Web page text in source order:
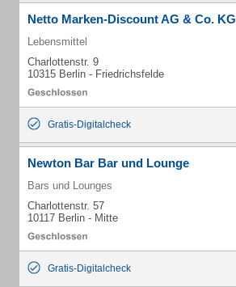
Netto Marken-Discount AG & Co. KG
Lebensmittel
Charlottenstr. 9
10315 Berlin - Friedrichsfelde
Gratis-Digitalcheck
Newton Bar Bar und Lounge
Bars und Lounges
Charlottenstr. 57
10117 Berlin - Mitte
Gratis-Digitalcheck